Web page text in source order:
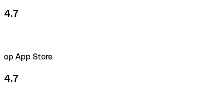
4.7
op App Store
4.7